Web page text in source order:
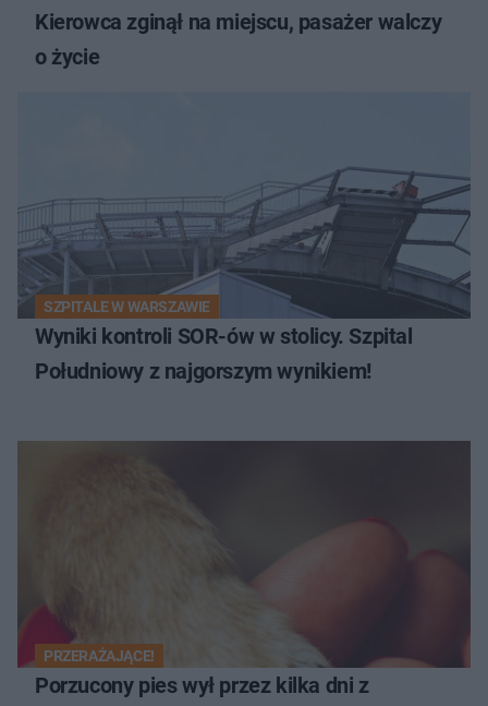
Kierowca zginął na miejscu, pasażer walczy
o życie
SZPITALE W WARSZAWIE
Wyniki kontroli SOR-ów w stolicy. Szpital
Południowy z najgorszym wynikiem!
PRZERAŻAJĄCE!
Porzucony pies wył przez kilka dni z